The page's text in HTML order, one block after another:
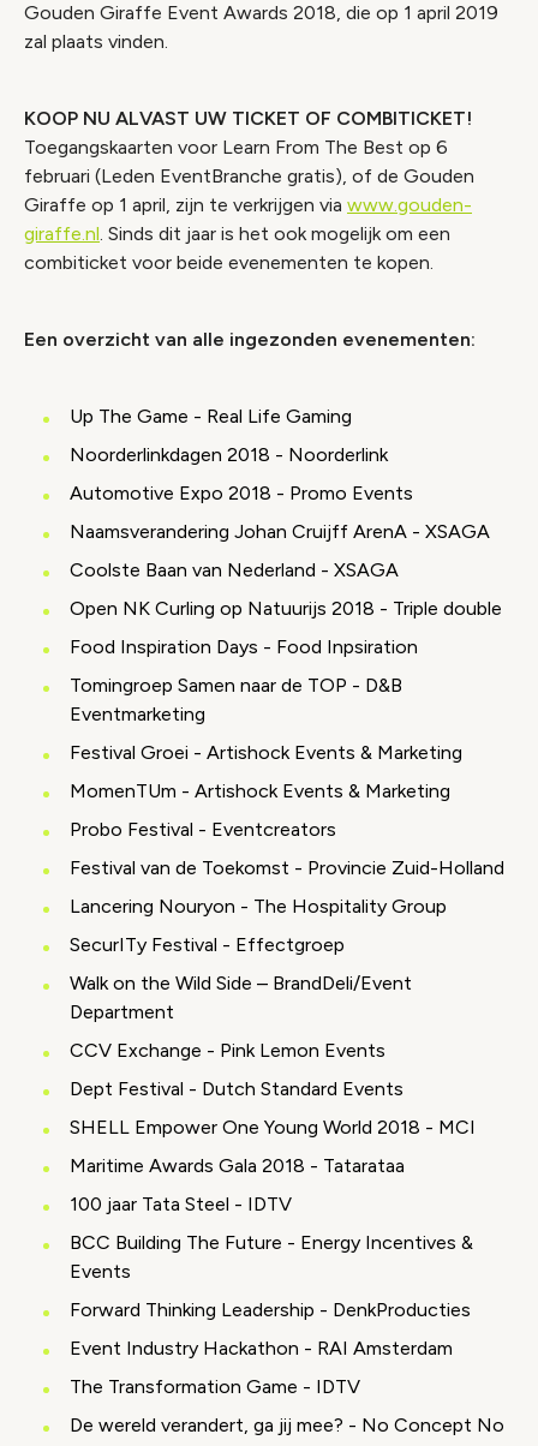
Gouden Giraffe Event Awards 2018, die op 1 april 2019
zal plaats vinden.
KOOP NU ALVAST UW TICKET OF COMBITICKET!
Toegangskaarten voor Learn From The Best op 6
februari (Leden EventBranche gratis), of de Gouden
Giraffe op 1 april, zijn te verkrijgen via www.gouden-
giraffe.nl. Sinds dit jaar is het ook mogelijk om een
combiticket voor beide evenementen te kopen.
Een overzicht van alle ingezonden evenementen:
Up The Game - Real Life Gaming
Noorderlinkdagen 2018 - Noorderlink
Automotive Expo 2018 - Promo Events
Naamsverandering Johan Cruijff ArenA - XSAGA
Coolste Baan van Nederland - XSAGA
Open NK Curling op Natuurijs 2018 - Triple double
Food Inspiration Days - Food Inpsiration
Tomingroep Samen naar de TOP - D&B
Eventmarketing
Festival Groei - Artishock Events & Marketing
MomenTUm - Artishock Events & Marketing
Probo Festival - Eventcreators
Festival van de Toekomst - Provincie Zuid-Holland
Lancering Nouryon - The Hospitality Group
SecurITy Festival - Effectgroep
Walk on the Wild Side – BrandDeli/Event
Department
CCV Exchange - Pink Lemon Events
Dept Festival - Dutch Standard Events
SHELL Empower One Young World 2018 - MCI
Maritime Awards Gala 2018 - Tatarataa
100 jaar Tata Steel - IDTV
BCC Building The Future - Energy Incentives &
Events
Forward Thinking Leadership - DenkProducties
Event Industry Hackathon - RAI Amsterdam
The Transformation Game - IDTV
De wereld verandert, ga jij mee? - No Concept No